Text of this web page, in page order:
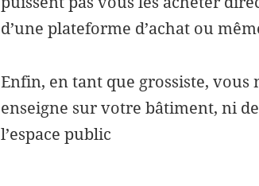
d’une plateforme d’achat ou
Enfin, en tant que grossiste, vous
enseigne sur votre bâtiment, ni
l’espace public